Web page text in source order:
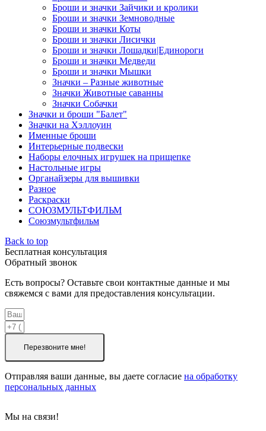
Броши и значки Зайчики и кролики
Броши и значки Земноводные
Броши и значки Коты
Броши и значки Лисички
Броши и значки Лошадки|Единороги
Броши и значки Медведи
Броши и значки Мышки
Значки – Разные животные
Значки Животные саванны
Значки Собачки
Значки и броши "Балет"
Значки на Хэллоуин
Именные броши
Интерьерные подвески
Наборы елочных игрушек на прищепке
Настольные игры
Органайзеры для вышивки
Разное
Раскраски
СОЮЗМУЛЬТФИЛЬМ
Союзмультфильм
Back to top
Бесплатная консультация
Обратный звонок
Есть вопросы? Оставьте свои контактные данные и мы
свяжемся с вами для предоставления консультации.
Перезвоните мне!
Отправляя ваши данные, вы даете согласие на обработку
персональных данных
Мы на связи!